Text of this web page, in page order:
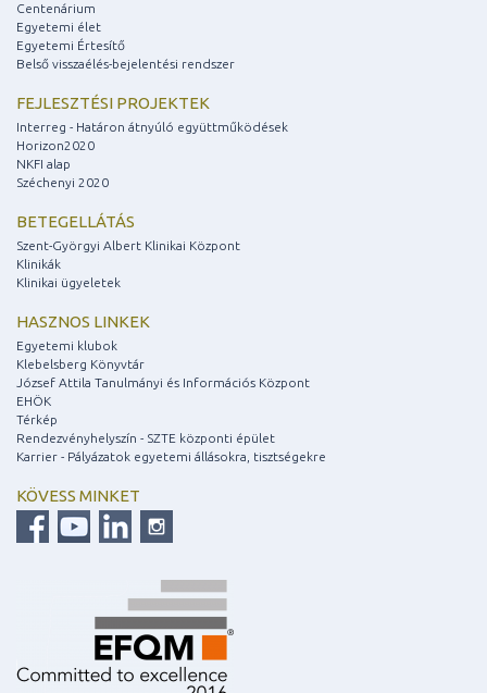
Centenárium
Egyetemi élet
Egyetemi Értesítő
Belső visszaélés-bejelentési rendszer
FEJLESZTÉSI PROJEKTEK
Interreg - Határon átnyúló együttműködések
Horizon2020
NKFI alap
Széchenyi 2020
BETEGELLÁTÁS
Szent-Györgyi Albert Klinikai Központ
Klinikák
Klinikai ügyeletek
HASZNOS LINKEK
Egyetemi klubok
Klebelsberg Könyvtár
József Attila Tanulmányi és Információs Központ
EHÖK
Térkép
Rendezvényhelyszín - SZTE központi épület
Karrier - Pályázatok egyetemi állásokra, tisztségekre
KÖVESS MINKET